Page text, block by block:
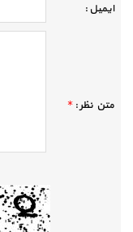
ايميل :
متن نظر :*